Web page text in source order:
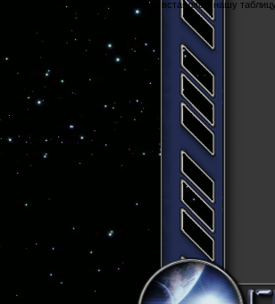
Cюда вставляем нашу таблицу